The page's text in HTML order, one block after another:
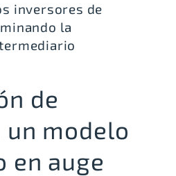
inversores de
la
de
modelo
en auge